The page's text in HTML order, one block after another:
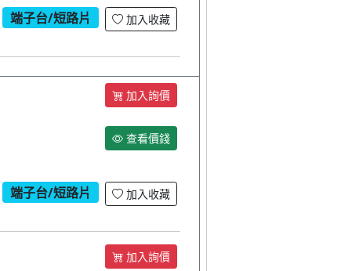
端子台/短路片 加入收藏
加入詢價
查看價錢
端子台/短路片 加入收藏
加入詢價